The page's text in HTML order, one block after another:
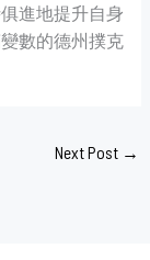
進地提升自身
數的德州撲克
Next Post →